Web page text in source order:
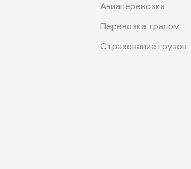
Авиаперевозка
Перевозка тралом
Страхование грузов